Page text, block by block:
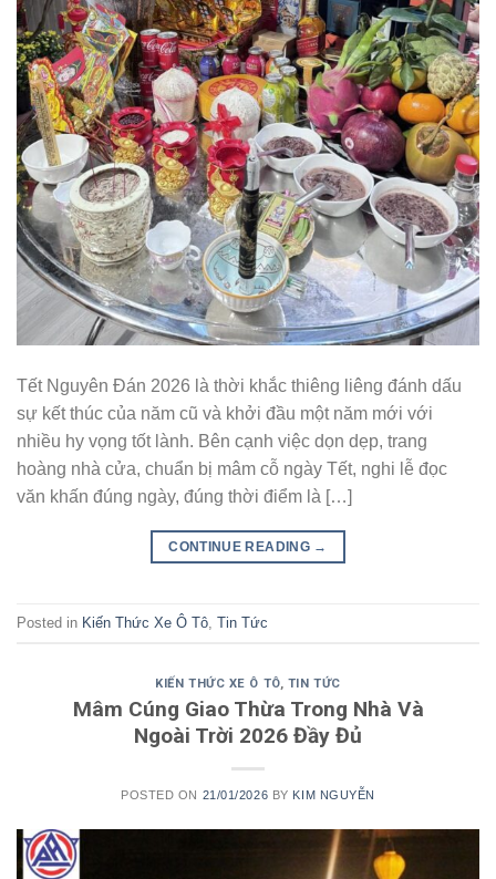
Tết Nguyên Đán 2026 là thời khắc thiêng liêng đánh dấu
sự kết thúc của năm cũ và khởi đầu một năm mới với
nhiều hy vọng tốt lành. Bên cạnh việc dọn dẹp, trang
hoàng nhà cửa, chuẩn bị mâm cỗ ngày Tết, nghi lễ đọc
văn khấn đúng ngày, đúng thời điểm là […]
CONTINUE READING →
Posted in Kiến Thức Xe Ô Tô Tin Tức
KIẾN THỨC XE Ô TÔ, TIN TỨC
Mâm Cúng Giao Thừa Trong Nhà Và
Ngoài Trời 2026 Đầy Đủ
POSTED ON 21/01/2026 BY KIM NGUYỄN